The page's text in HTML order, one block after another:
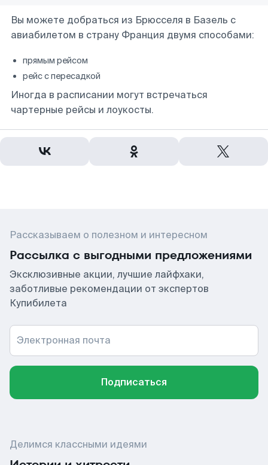
Вы можете добраться из Брюсселя в Базель с
авиабилетом в страну Франция двумя способами:
прямым рейсом
рейс с пересадкой
Иногда в расписании могут встречаться
чартерные рейсы и лоукосты.
Рассказываем о полезном и интересном
Рассылка с выгодными предложениями
Эксклюзивные акции, лучшие лайфхаки,
заботливые рекомендации от экспертов
Купибилета
Электронная почта
Подписаться
Делимся классными идеями